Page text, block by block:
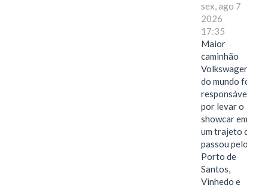
sex, ago 7
2026
17:35
Maior
caminhão
Volkswagen
do mundo foi
responsável
por levar o
showcar em
um trajeto que
passou pelo
Porto de
Santos,
Vinhedo e